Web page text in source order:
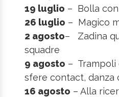
19 luglio – Bolla
26 luglio – Magico
2 agosto– Zadina
squadre
9 agosto – Trampoli
sfere contact, danza
16 agosto – Alla